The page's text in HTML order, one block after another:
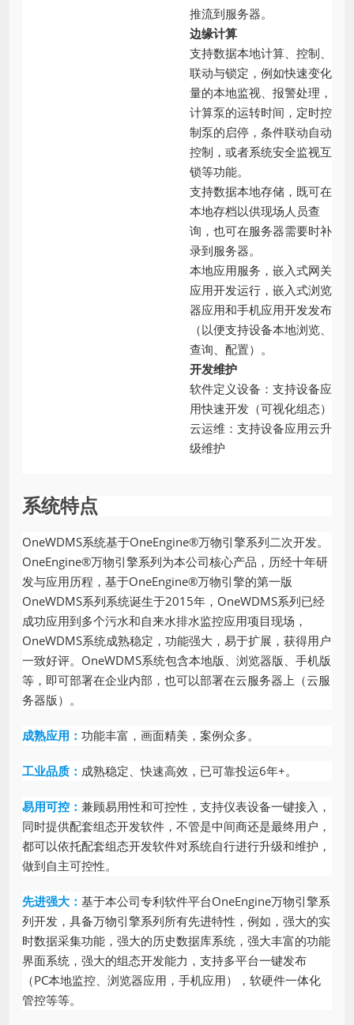
推流到服务器。
边缘计算
支持数据本地计算、控制、
联动与锁定，例如快速变化
量的本地监视、报警处理，
计算泵的运转时间，定时控
制泵的启停，条件联动自动
控制，或者系统安全监视互
锁等功能。
支持数据本地存储，既可在
本地存档以供现场人员查
询，也可在服务器需要时补
录到服务器。
本地应用服务，嵌入式网关
应用开发运行，嵌入式浏览
器应用和手机应用开发发布
（以便支持设备本地浏览、
查询、配置）。
开发维护
软件定义设备：支持设备应
用快速开发（可视化组态）
云运维：支持设备应用云升
级维护
系统特点
OneWDMS系统基于OneEngine®万物引擎系列二次开发。
OneEngine®万物引擎系列为本公司核心产品，历经十年研
发与应用历程，基于OneEngine®万物引擎的第一版
OneWDMS系列系统诞生于2015年，OneWDMS系列已经
成功应用到多个污水和自来水排水监控应用项目现场，
OneWDMS系统成熟稳定，功能强大，易于扩展，获得用户
一致好评。OneWDMS系统包含本地版、浏览器版、手机版
等，即可部署在企业内部，也可以部署在云服务器上（云服
务器版）。
成熟应用： 功能丰富，画面精美，案例众多。
工业品质： 成熟稳定、快速高效，已可靠投运6年+。
易用可控： 兼顾易用性和可控性，支持仪表设备一键接入，
同时提供配套组态开发软件，不管是中间商还是最终用户，
都可以依托配套组态开发软件对系统自行进行升级和维护，
做到自主可控性。
先进强大： 基于本公司专利软件平台OneEngine万物引擎系
列开发，具备万物引擎系列所有先进特性，例如，强大的实
时数据采集功能，强大的历史数据库系统，强大丰富的功能
界面系统，强大的组态开发能力，支持多平台一键发布
（PC本地监控、浏览器应用，手机应用），软硬件一体化
管控等等。